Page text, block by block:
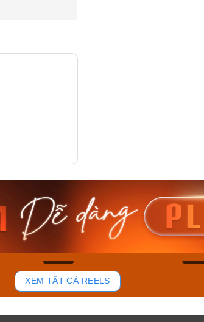
43
Casio Nam MTS-
RS100L-1AVDF
4.276.000₫
3.634.600₫
Casio
230EL-
Mua
XEM TẤT CẢ REELS